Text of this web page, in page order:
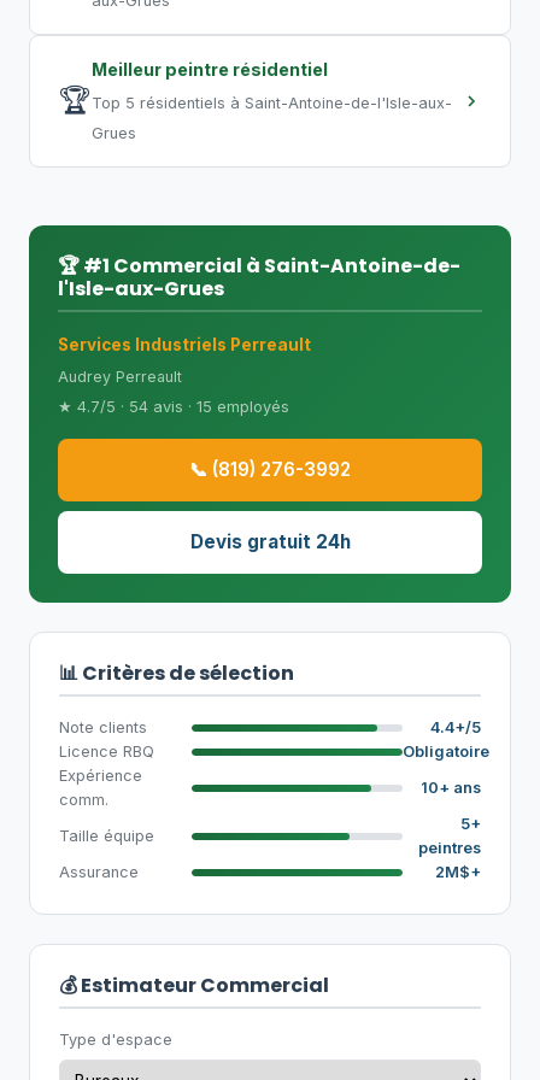
🏆
Meilleur peintre résidentiel
Top 5 résidentiels à Saint-Antoine-de-l'Isle-aux-
Grues
🏆 #1 Commercial à Saint-Antoine-de-
l'Isle-aux-Grues
Services Industriels Perreault
Audrey Perreault
★ 4.7/5 · 54 avis · 15 employés
📞 (819) 276-3992
Devis gratuit 24h
📊 Critères de sélection
Note clients
4.4+/5
Licence RBQ
Obligatoire
Expérience
comm.
10+ ans
Taille équipe
5+
peintres
Assurance
2M$+
💰 Estimateur Commercial
Type d'espace